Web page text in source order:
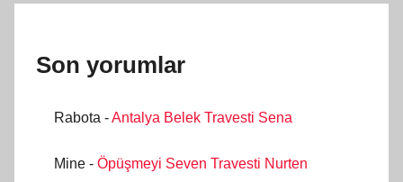
Son yorumlar
Rabota -Antalya Belek Travesti Sena
Mine - Öpüşmeyi Seven Travesti Nurten